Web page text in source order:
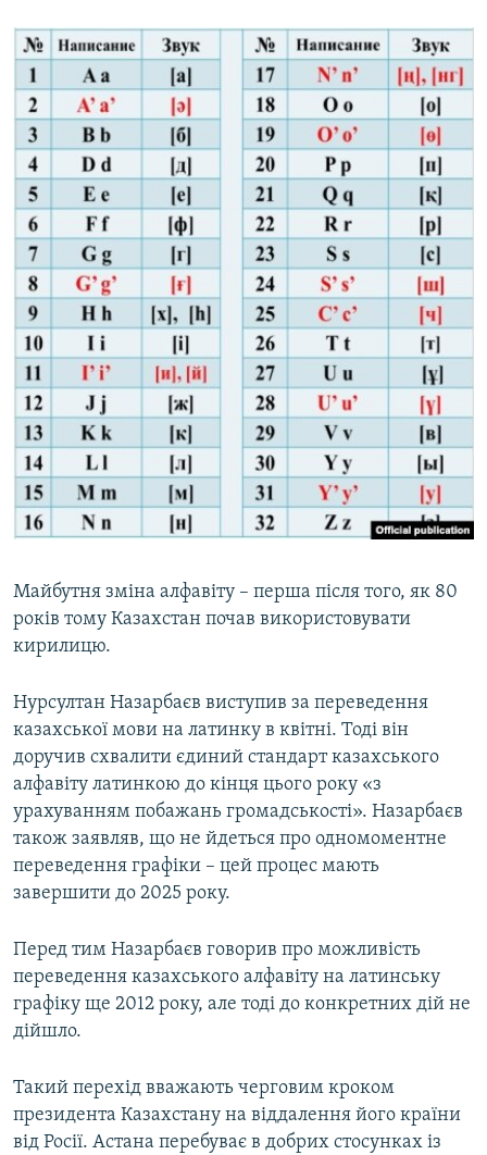
Майбутня зміна алфавіту – перша після того, як 80
років тому Казахстан почав використовувати
кирилицю.
Нурсултан Назарбаєв виступив за переведення
казахської мови на латинку в квітні. Тоді він
доручив схвалити єдиний стандарт казахського
алфавіту латинкою до кінця цього року «з
урахуванням побажань громадськості». Назарбаєв
також заявляв, що не йдеться про одномоментне
переведення графіки – цей процес мають
завершити до 2025 року.
Перед тим Назарбаєв говорив про можливість
переведення казахського алфавіту на латинську
графіку ще 2012 року, але тоді до конкретних дій не
дійшло.
Такий перехід вважають черговим кроком
президента Казахстану на віддалення його країни
від Росії. Астана перебуває в добрих стосунках із